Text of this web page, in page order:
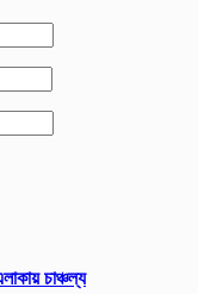
চাঞ্চল্য